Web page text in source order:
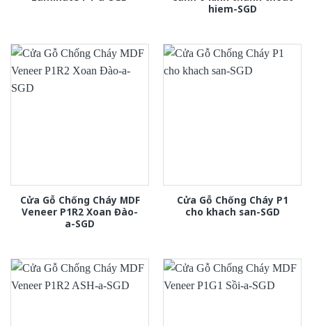
hiem-SGD
Cửa Gỗ Chống Cháy MDF
Veneer P1R2 Xoan Đào-
a-SGD
Cửa Gỗ Chống Cháy P1
cho khach san-SGD